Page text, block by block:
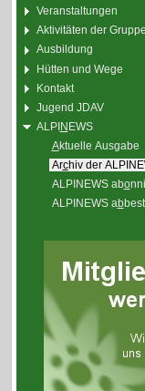
Veranstaltungen
Aktivitäten der
Ausbildung
Hütten und Wege
Kontakt
Jugend JDAV
ALPINEWS
Aktuelle Ausgabe
Archiv der
ALPINEWS abo
ALPINEWS ab